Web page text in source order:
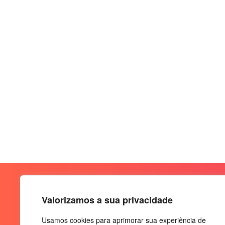
Valorizamos a sua privacidade
Usamos cookies para aprimorar sua experiência de